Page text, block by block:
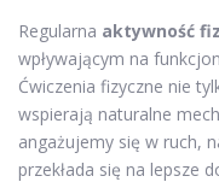
Regularna aktywność
wpływającym na
Ćwiczenia fizyczne nie
wspierają naturalne
angażujemy się w ruch,
przekłada się na lepsze